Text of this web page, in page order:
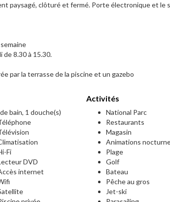
paysagé, clôturé et fermé. Porte électronique et le
de 8.30 à 15.30.
par la terrasse de la piscine et un gazebo
bain, 1 douche(s)
Fi
DVD
internet
Activités
National Parc
Restaurants
Magasin
Animations
Plage
Golf
Bateau
Pêche au gros
Jet-ski